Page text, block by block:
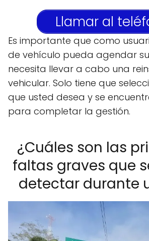
Llamar al
Es importante que como
de vehículo pueda agendar su
necesita llevar a cabo una
vehicular. Solo tiene que
que usted desea y se
para completar la gestión.
¿Cuáles son las
faltas graves que
detectar durante